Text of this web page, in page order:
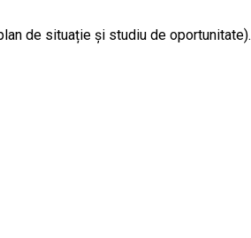
de situație și studiu de oportunitate).